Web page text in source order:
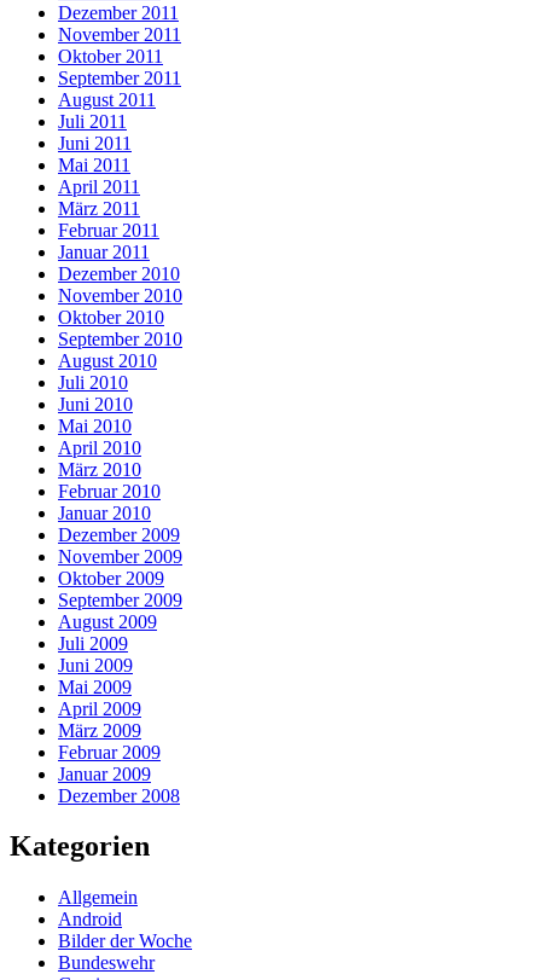
Dezember 2011
November 2011
Oktober 2011
September 2011
August 2011
Juli 2011
Juni 2011
Mai 2011
April 2011
März 2011
Februar 2011
Januar 2011
Dezember 2010
November 2010
Oktober 2010
September 2010
August 2010
Juli 2010
Juni 2010
Mai 2010
April 2010
März 2010
Februar 2010
Januar 2010
Dezember 2009
November 2009
Oktober 2009
September 2009
August 2009
Juli 2009
Juni 2009
Mai 2009
April 2009
März 2009
Februar 2009
Januar 2009
Dezember 2008
Kategorien
Allgemein
Android
Bilder der Woche
Bundeswehr